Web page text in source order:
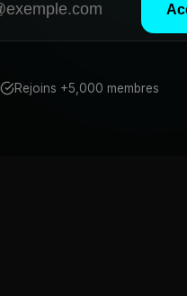
Rejoins +5,000 membres